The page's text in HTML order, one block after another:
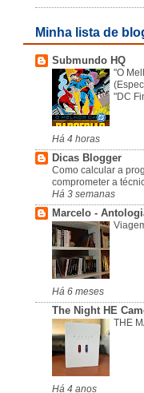
Minha lista de
Submundo HQ
"O
"DC
Há 4 horas
Dicas Blogger
Como calcular a
comprometer a
Há 3 semanas
Marcelo -
Há 6 meses
The Night HE
THE
Há 4 anos